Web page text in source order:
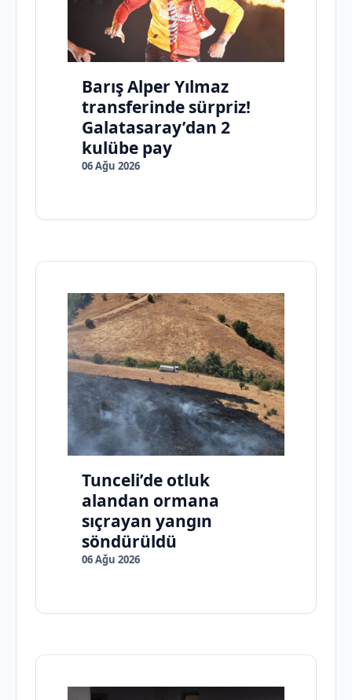
Barış Alper Yılmaz
transferinde sürpriz!
Galatasaray’dan 2
kulübe pay
06 Ağu 2026
Tunceli’de otluk
alandan ormana
sıçrayan yangın
söndürüldü
06 Ağu 2026